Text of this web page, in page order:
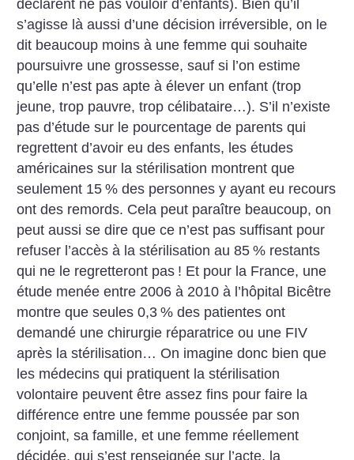
déclarent ne pas vouloir d’enfants). Bien qu’il
s’agisse là aussi d’une décision irréversible, on le
dit beaucoup moins à une femme qui souhaite
poursuivre une grossesse, sauf si l’on estime
qu’elle n’est pas apte à élever un enfant (trop
jeune, trop pauvre, trop célibataire…). S’il n’existe
pas d’étude sur le pourcentage de parents qui
regrettent d’avoir eu des enfants, les études
américaines sur la stérilisation montrent que
seulement 15 % des personnes y ayant eu recours
ont des remords. Cela peut paraître beaucoup, on
peut aussi se dire que ce n’est pas suffisant pour
refuser l’accès à la stérilisation au 85 % restants
qui ne le regretteront pas ! Et pour la France, une
étude menée entre 2006 à 2010 à l’hôpital Bicêtre
montre que seules 0,3 % des patientes ont
demandé une chirurgie réparatrice ou une FIV
après la stérilisation… On imagine donc bien que
les médecins qui pratiquent la stérilisation
volontaire peuvent être assez fins pour faire la
différence entre une femme poussée par son
conjoint, sa famille, et une femme réellement
décidée, qui s’est renseignée sur l’acte, la